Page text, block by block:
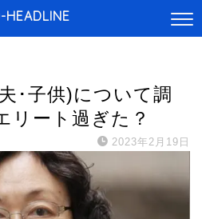
HEADLINE
･子供)について調
リート過ぎた？
2023年2月19日